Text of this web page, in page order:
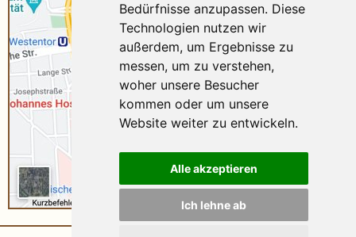
Bedürfnisse anzupassen. Diese
Technologien nutzen wir
außerdem, um Ergebnisse zu
messen, um zu verstehen,
woher unsere Besucher
kommen oder um unsere
Website weiter zu entwickeln.
Alle akzeptieren
Ich lehne ab